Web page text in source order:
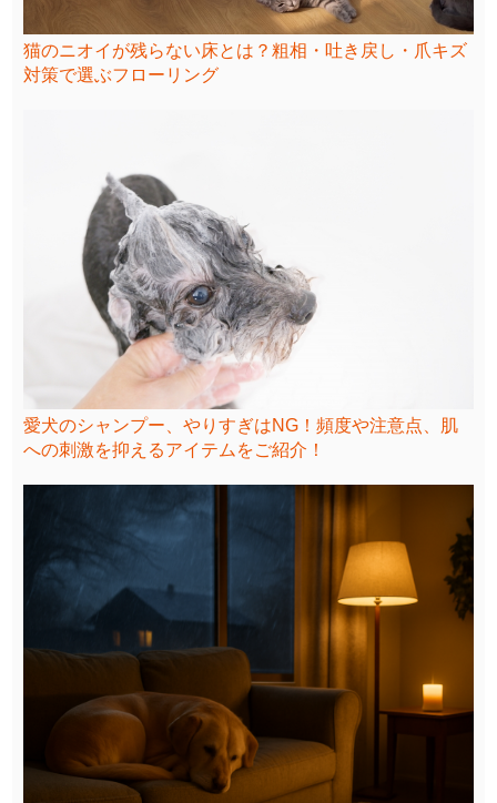
猫のニオイが残らない床とは？粗相・吐き戻し・爪キズ
対策で選ぶフローリング
愛犬のシャンプー、やりすぎはNG！頻度や注意点、肌
への刺激を抑えるアイテムをご紹介！